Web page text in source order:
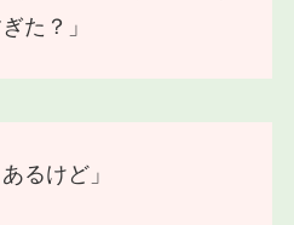
た？」
るけど」